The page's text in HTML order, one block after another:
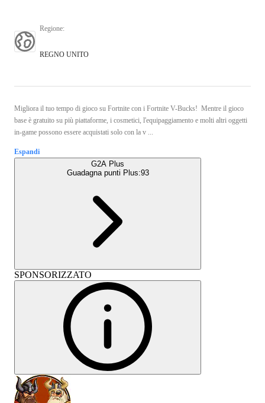
Regione:
REGNO UNITO
Migliora il tuo tempo di gioco su Fortnite con i Fortnite V-Bucks! Mentre il gioco
base è gratuito su più piattaforme, i cosmetici, l'equipaggiamento e molti altri oggetti
in-game possono essere acquistati solo con la v ...
Espandi
G2A Plus
Guadagna punti Plus:93
SPONSORIZZATO